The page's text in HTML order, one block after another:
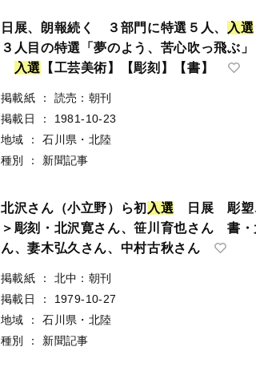
日展、朗報続く ３部門に特選５人、 入選
３人目の特選「夢のよう、苦心吹っ飛ぶ
入選 【工芸美術】【彫刻】【書】
掲載紙 ：
読売：朝刊
掲載日
：
1981-10-23
地域
：
石川県・北陸
種別
： 新聞記事
北沢さん（小立野）ら初 入選 日展 彫塑
＞彫刻・北沢寛さん、笹川育也さん 書・
ん、妻木弘久さん、中村古秋さん
掲載紙 ：
北中：朝刊
掲載日
：
1979-10-27
地域
：
石川県・北陸
種別
： 新聞記事